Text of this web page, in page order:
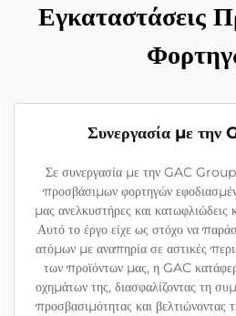
Εγκαταστάσεις
Συνεργασία με
Σε συνεργασία με την GAC
προσβάσιμων φορτηγών
μας ανελκυστήρες και κατωφλιώδεις
Αυτό το έργο είχε ως στόχο να
ατόμων με αναπηρία σε αστικές
των προϊόντων μας, η GAC
οχημάτων της, διασφαλίζοντας τη
προσβασιμότητας και βελτιώνοντας